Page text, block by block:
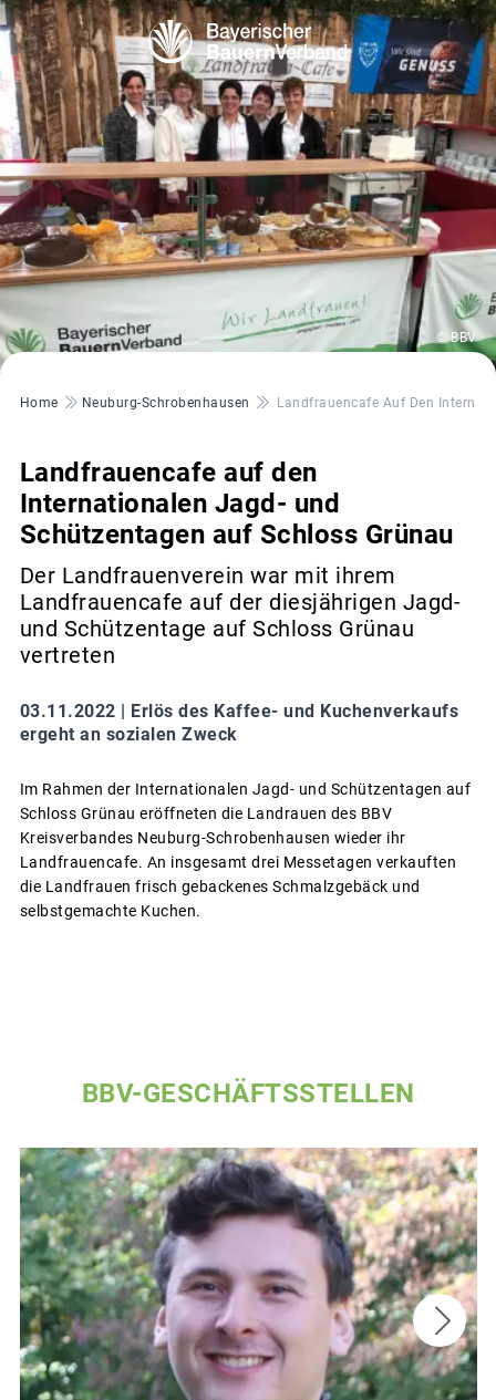
© BBV
Pfadnavigation
Home Neuburg-Schrobenhausen Landfrauencafe Auf Den
Landfrauencafe auf den
Internationalen Jagd- und
Schützentagen auf Schloss Grünau
Der Landfrauenverein war mit ihrem
Landfrauencafe auf der diesjährigen Jagd-
und Schützentage auf Schloss Grünau
vertreten
03.11.2022 | Erlös des Kaffee- und Kuchenverkaufs
ergeht an sozialen Zweck
Im Rahmen der Internationalen Jagd- und Schützentagen auf
Schloss Grünau eröffneten die Landrauen des BBV
Kreisverbandes Neuburg-Schrobenhausen wieder ihr
Landfrauencafe. An insgesamt drei Messetagen verkauften
die Landfrauen frisch gebackenes Schmalzgebäck und
selbstgemachte Kuchen.
BBV-GESCHÄFTSSTELLEN